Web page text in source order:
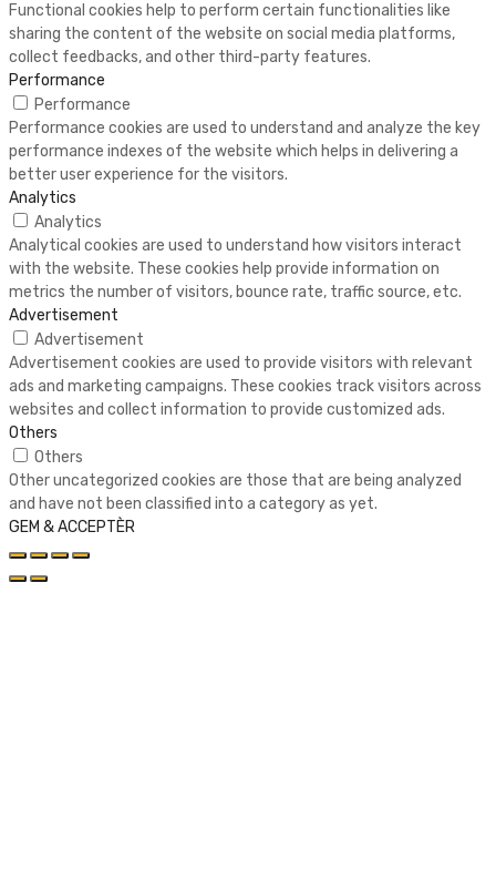
Functional cookies help to perform certain functionalities like
sharing the content of the website on social media platforms,
collect feedbacks, and other third-party features.
Performance
Performance
Performance cookies are used to understand and analyze the key
performance indexes of the website which helps in delivering a
better user experience for the visitors.
Analytics
Analytics
Analytical cookies are used to understand how visitors interact
with the website. These cookies help provide information on
metrics the number of visitors, bounce rate, traffic source, etc.
Advertisement
Advertisement
Advertisement cookies are used to provide visitors with relevant
ads and marketing campaigns. These cookies track visitors across
websites and collect information to provide customized ads.
Others
Others
Other uncategorized cookies are those that are being analyzed
and have not been classified into a category as yet.
GEM & ACCEPTÈR